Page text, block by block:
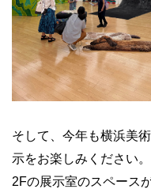
そして、今年も横浜美
示をお楽しみください。
2Fの展示室のスペース